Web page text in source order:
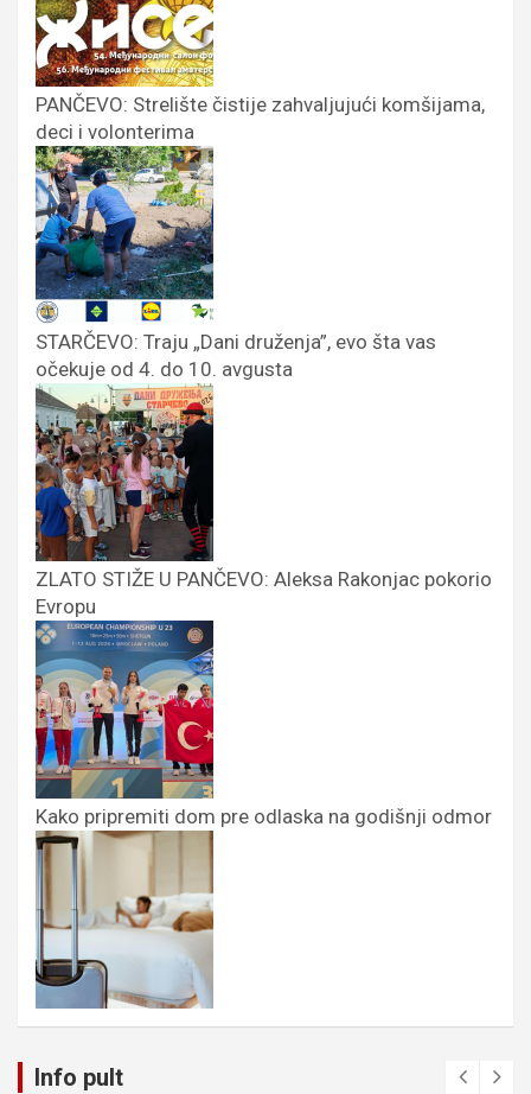
PANČEVO: Strelište čistije zahvaljujući komšijama,
deci i volonterima
STARČEVO: Traju „Dani druženja”, evo šta vas
očekuje od 4. do 10. avgusta
ZLATO STIŽE U PANČEVO: Aleksa Rakonjac pokorio
Evropu
Kako pripremiti dom pre odlaska na godišnji odmor
Info pult